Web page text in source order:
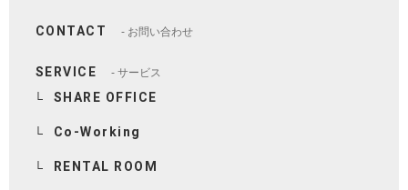
AKIHABARA II
OTEMACHI
CONTACT お問い合わせ
SERVICE サービス
SHARE OFFICE
Co-Working
RENTAL ROOM